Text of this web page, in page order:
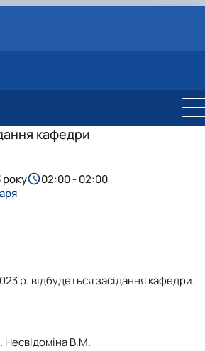
графіка та твердотільне
агропромисловому комплексі
кафедри
р. відбудеться засідання кафедри.
В.М.
року
02:00 - 02:00